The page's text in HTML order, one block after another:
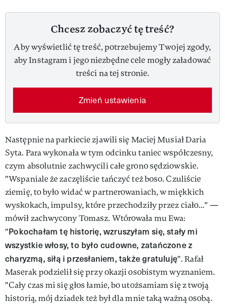
Chcesz zobaczyć tę treść?
Aby wyświetlić tę treść, potrzebujemy Twojej zgody,
aby Instagram i jego niezbędne cele mogły załadować
treści na tej stronie.
Zmień ustawienia
Następnie na parkiecie zjawili się Maciej Musiał Daria
Syta. Para wykonała w tym odcinku taniec współczesny,
czym absolutnie zachwycili całe grono sędziowskie.
"Wspaniale że zaczęliście tańczyć też boso. Czuliście
ziemię, to było widać w partnerowaniach, w miękkich
wyskokach, impulsy, które przechodziły przez ciało..." —
mówił zachwycony Tomasz. Wtórowała mu Ewa:
"Pokochałam tę historię, wzruszyłam się, stały mi
wszystkie włosy, to było cudowne, zatańczone z
charyzmą, siłą i przesłaniem, także gratuluję". Rafał
Maserak podzielił się przy okazji osobistym wyznaniem.
"Cały czas mi się głos łamie, bo utożsamiam się z twoją
historią, mój dziadek też był dla mnie taką ważną osobą.